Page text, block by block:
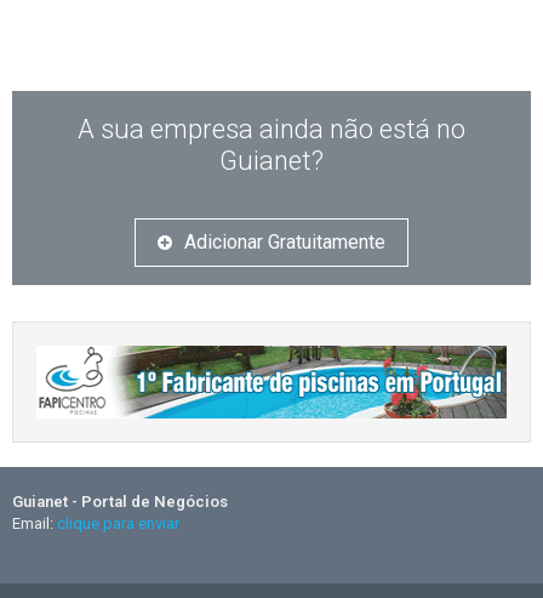
A sua empresa ainda não está no
Guianet?
Adicionar Gratuitamente
Guianet - Portal de Negócios
Email: clique para enviar